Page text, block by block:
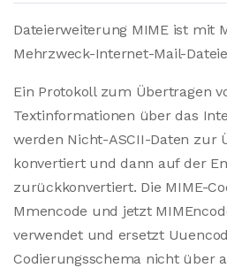
Dateierweiterung MIME ist mit
Mehrzweck-Internet-Mail-
Ein Protokoll zum Übertragen
Textinformationen über das
werden Nicht-ASCII-Daten zur
konvertiert und dann auf der
zurückkonvertiert. Die MIME-
Mmencode und jetzt
verwendet und ersetzt
Codierungsschema nicht über